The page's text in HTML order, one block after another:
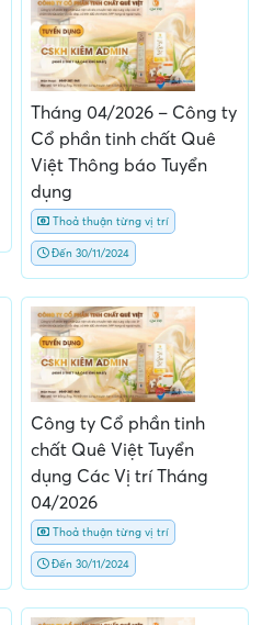
Tháng 04/2026 – Công ty
Cổ phần tinh chất Quê
Việt Thông báo Tuyển
dụng
Thoả thuận từng vị trí
Đến 30/11/2024
Công ty Cổ phần tinh
chất Quê Việt Tuyển
dụng Các Vị trí Tháng
04/2026
Thoả thuận từng vị trí
Đến 30/11/2024